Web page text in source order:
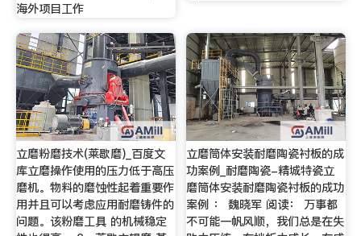
海外项目工作
立磨粉磨技术(莱歇磨)_百度文
库立磨操作使用的压力低于高压
磨机。物料的磨蚀性起着重要作
用并且可以考虑应用耐磨铸件的
问题。该粉磨工具 的机械稳定
立磨筒体安装耐磨陶瓷衬板的成
功案例_耐磨陶瓷-精城特瓷立
磨筒体安装耐磨陶瓷衬板的成功
案例 ： 魏晓军 阅读： 万事都
不可能一帆风顺，我们总是在失